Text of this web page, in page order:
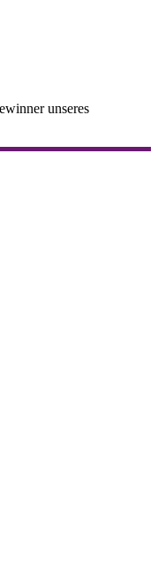
unseres